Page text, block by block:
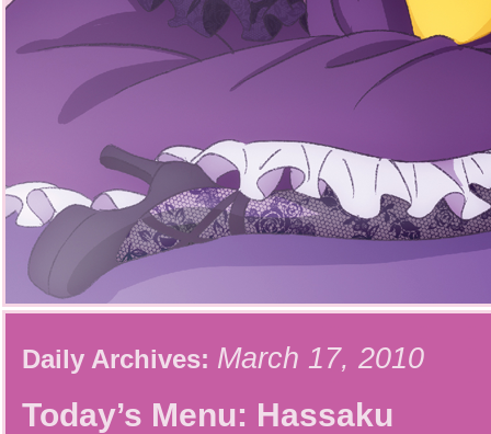
Daily Archives: March 17, 2010
Today’s Menu: Hassaku